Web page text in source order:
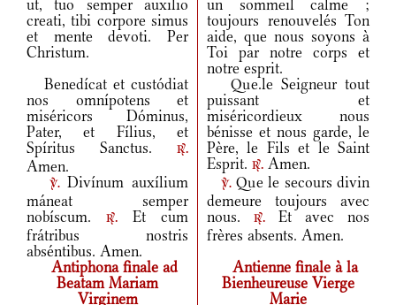
ut, tuo semper auxilio
creati, tibi corpore simus
et mente devoti. Per
Christum.
un sommeil calme ;
toujours renouvelés Ton
aide, que nous soyons à
Toi par notre corps et
notre esprit.
Benedícat et custódiat
nos omnípotens et
miséricors Dóminus,
Pater, et Fílius, et
Spíritus Sanctus.
r.
Amen.
Que.le Seigneur tout
puissant et
miséricordieux nous
bénisse et nous garde, le
Père, le Fils et le Saint
Esprit. r. Amen.
v.Divínum auxílium
máneat semper
nobíscum.
r.
Et cum
frátribus nostris
abséntibus. Amen.
v.Que le secours divin
demeure toujours avec
nous.
r.
Et avec nos
frères absents. Amen.
Antiphona finale ad
Beatam Mariam
Virginem
Antienne finale à la
Bienheureuse Vierge
Marie